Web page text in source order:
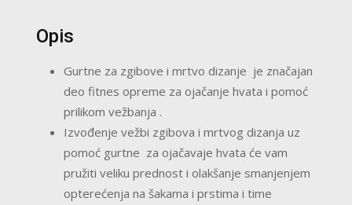
Opis
Gurtne za zgibove i mrtvo dizanje je značajan
deo fitnes opreme za ojačanje hvata i pomoć
prilikom vežbanja .
Izvođenje vežbi zgibova i mrtvog dizanja uz
pomoć gurtne za ojačavaje hvata će vam
pružiti veliku prednost i olakšanje smanjenjem
opterećenja na šakama i prstima i time